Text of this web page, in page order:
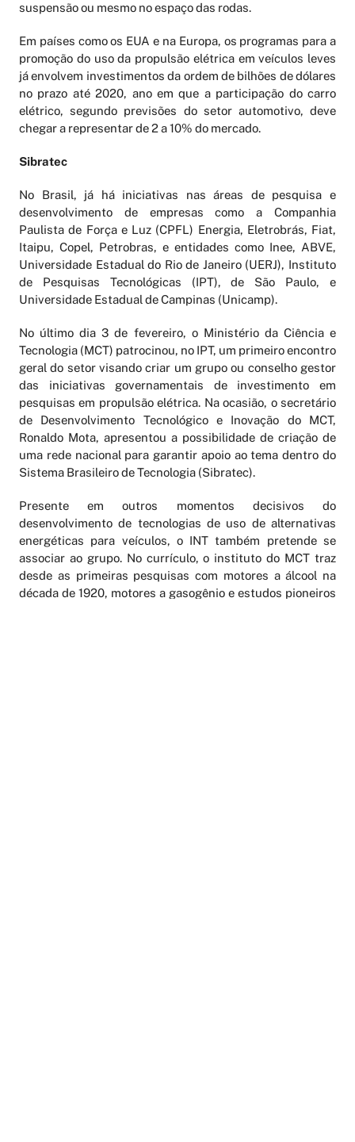
suspensão ou mesmo no espaço das rodas.
Em países como os EUA e na Europa, os programas para a
promoção do uso da propulsão elétrica em veículos leves
já envolvem investimentos da ordem de bilhões de dólares
no prazo até 2020, ano em que a participação do carro
elétrico, segundo previsões do setor automotivo, deve
chegar a representar de 2 a 10% do mercado.
Sibratec
No Brasil, já há iniciativas nas áreas de pesquisa e
desenvolvimento de empresas como a Companhia
Paulista de Força e Luz (CPFL) Energia, Eletrobrás, Fiat,
Itaipu, Copel, Petrobras, e entidades como Inee, ABVE,
Universidade Estadual do Rio de Janeiro (UERJ), Instituto
de Pesquisas Tecnológicas (IPT), de São Paulo, e
Universidade Estadual de Campinas (Unicamp).
No último dia 3 de fevereiro, o Ministério da Ciência e
Tecnologia (MCT) patrocinou, no IPT, um primeiro encontro
geral do setor visando criar um grupo ou conselho gestor
das iniciativas governamentais de investimento em
pesquisas em propulsão elétrica. Na ocasião, o secretário
de Desenvolvimento Tecnológico e Inovação do MCT,
Ronaldo Mota, apresentou a possibilidade de criação de
uma rede nacional para garantir apoio ao tema dentro do
Sistema Brasileiro de Tecnologia (Sibratec).
Presente em outros momentos decisivos do
desenvolvimento de tecnologias de uso de alternativas
energéticas para veículos, o INT também pretende se
associar ao grupo. No currículo, o instituto do MCT traz
desde as primeiras pesquisas com motores a álcool na
década de 1920, motores a gasogênio e estudos pioneiros